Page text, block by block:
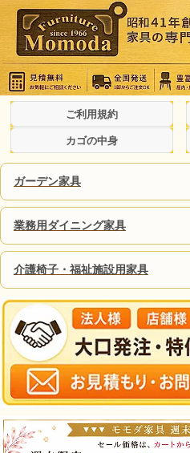
ご利用規約
カゴの中身
ガーデン家具
業務用ダイニング家具
介護椅子・福祉施設用家具